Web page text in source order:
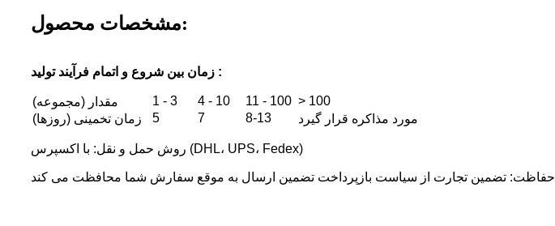
مشخصات محصول:
زمان بین شروع و اتمام فرآیند تولید :
مقدار (مجموعه) 1 - 3 4 - 10 11 - 100 > 100
زمان تخمینی (روزها)
5 7 8-13 مورد مذاکره قرار گیرد
روش حمل و نقل: با اکسپرس (DHL، UPS، Fedex)
حفاظت: تضمین تجارت از سیاست بازپرداخت تضمین ارسال به موقع سفارش شما محافظت می کند